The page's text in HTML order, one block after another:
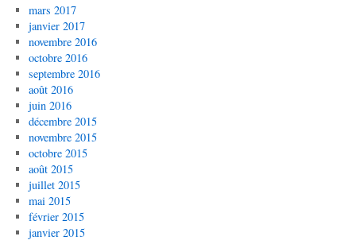
mars 2017
janvier 2017
novembre 2016
octobre 2016
septembre 2016
août 2016
juin 2016
décembre 2015
novembre 2015
octobre 2015
août 2015
juillet 2015
mai 2015
février 2015
janvier 2015